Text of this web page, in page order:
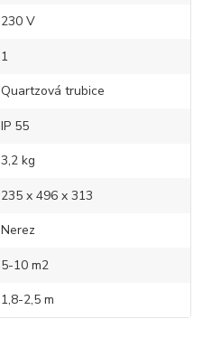
230 V
1
Quartzová trubice
IP 55
3,2 kg
235 x 496 x 313
Nerez
5-10 m2
1,8-2,5 m